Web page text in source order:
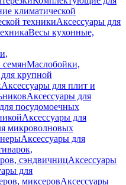
климатической
техникиАксессуары для
Весы кухонные,
Маслобойки,
крупной
Аксессуары для плит и
Аксессуары для
посудомоечных
Аксессуары для
микроволновых
Аксессуары для
сэндвичницАксессуары
для
миксеровАксессуары